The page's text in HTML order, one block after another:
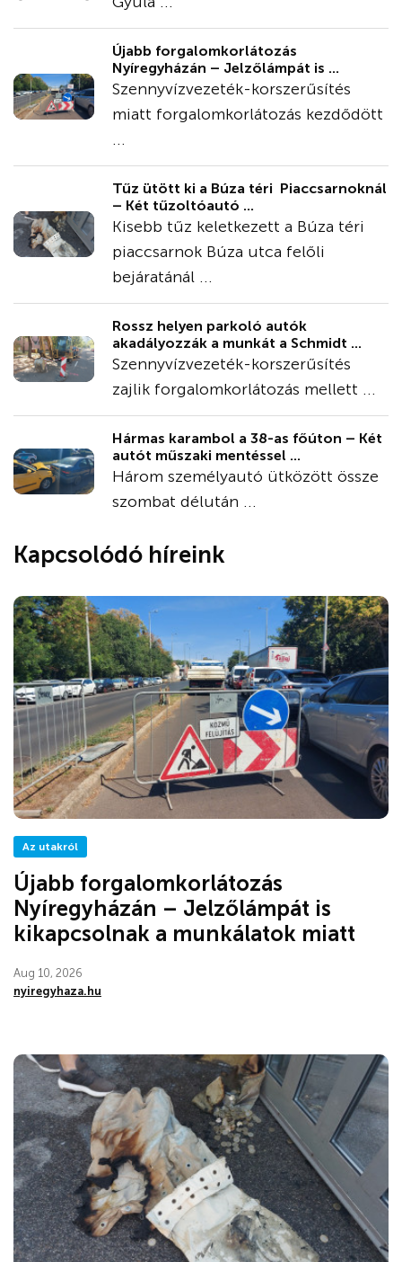
Újabb forgalomkorlátozás
Nyíregyházán – Jelzőlámpát is ...
Szennyvízvezeték-korszerűsítés
miatt forgalomkorlátozás kezdődött
...
Tűz ütött ki a Búza téri Piaccsarnoknál
– Két tűzoltóautó ...
Kisebb tűz keletkezett a Búza téri
piaccsarnok Búza utca felőli
bejáratánál ...
Rossz helyen parkoló autók
akadályozzák a munkát a Schmidt ...
Szennyvízvezeték-korszerűsítés
zajlik forgalomkorlátozás mellett ...
Hármas karambol a 38-as főúton – Két
autót műszaki mentéssel ...
Három személyautó ütközött össze
szombat délután ...
Kapcsolódó híreink
Az utakról
Újabb forgalomkorlátozás
Nyíregyházán – Jelzőlámpát is
kikapcsolnak a munkálatok miatt
Aug 10, 2026
nyiregyhaza.hu